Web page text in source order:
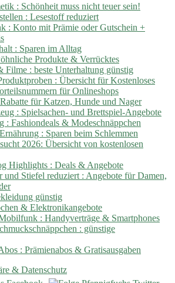
: Schönheit muss nicht teuer sein!
: Lesestoff reduziert
: Konto mit Prämie oder Gutschein +
: Sparen im Alltag
Produkte & Verrücktes
Filme : beste Unterhaltung günstig
: Übersicht für Kostenloses
für Onlineshops
für Katzen, Hunde und Nager
: Spielsachen- und Brettspiel-Angebote
: Fashiondeals & Modeschnäppchen
: Sparen beim Schlemmen
2026: Übersicht von kostenlosen
Highlights : Deals & Angebote
und Stiefel reduziert : Angebote für Damen,
günstig
& Elektronikangebote
: Handyverträge & Smartphones
: günstige
: Prämienabos & Gratisausgaben
& Datenschutz